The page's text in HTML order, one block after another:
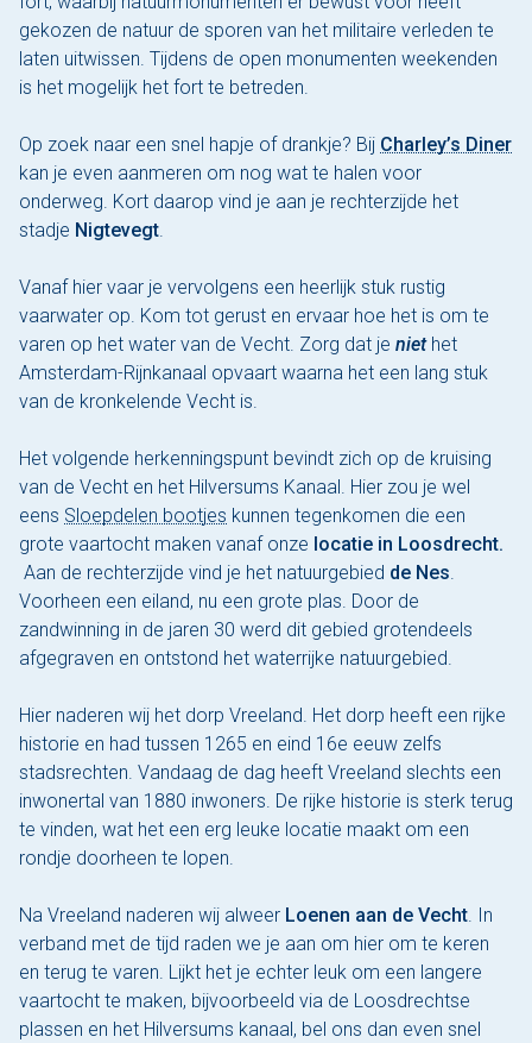
gekozen de natuur de sporen van het militaire verleden te
laten uitwissen. Tijdens de open monumenten weekenden
is het mogelijk het fort te betreden.
Op zoek naar een snel hapje of drankje? Bij Charley’s Diner
kan je even aanmeren om nog wat te halen voor
onderweg. Kort daarop vind je aan je rechterzijde het
stadje Nigtevegt.
Vanaf hier vaar je vervolgens een heerlijk stuk rustig
vaarwater op. Kom tot gerust en ervaar hoe het is om te
varen op het water van de Vecht. Zorg dat je niet het
Amsterdam-Rijnkanaal opvaart waarna het een lang stuk
van de kronkelende Vecht is.
Het volgende herkenningspunt bevindt zich op de kruising
van de Vecht en het Hilversums Kanaal. Hier zou je wel
eens Sloepdelen bootjes kunnen tegenkomen die een
grote vaartocht maken vanaf onze locatie in Loosdrecht.
Aan de rechterzijde vind je het natuurgebied de Nes.
Voorheen een eiland, nu een grote plas. Door de
zandwinning in de jaren 30 werd dit gebied grotendeels
afgegraven en ontstond het waterrijke natuurgebied.
Hier naderen wij het dorp Vreeland. Het dorp heeft een rijke
historie en had tussen 1265 en eind 16e eeuw zelfs
stadsrechten. Vandaag de dag heeft Vreeland slechts een
inwonertal van 1880 inwoners. De rijke historie is sterk terug
te vinden, wat het een erg leuke locatie maakt om een
rondje doorheen te lopen.
Na Vreeland naderen wij alweer Loenen aan de Vecht. In
verband met de tijd raden we je aan om hier om te keren
en terug te varen. Lijkt het je echter leuk om een langere
vaartocht te maken, bijvoorbeeld via de Loosdrechtse
plassen en het Hilversums kanaal, bel ons dan even snel